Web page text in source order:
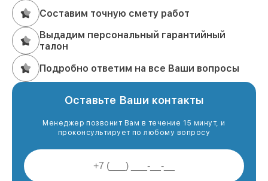
Составим точную смету работ
Выдадим персональный гарантийный
талон
Подробно ответим на все Ваши вопросы
Оставьте Ваши контакты
Менеджер позвонит Вам в течение 15 минут, и
проконсультирует по любому вопросу